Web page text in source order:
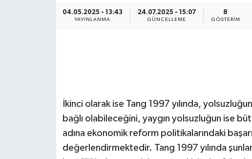
04.05.2025 - 13:43
YAYINLANMA
24.07.2025 - 15:07
GÜNCELLEME
8
GÖSTERIM
İkinci olarak ise Tang 1997 yılında,
bağlı olabileceğini, yaygın yolsuzluğun ise
adına ekonomik reform politikalarındaki
değerlendirmektedir. Tang 1997 yılında